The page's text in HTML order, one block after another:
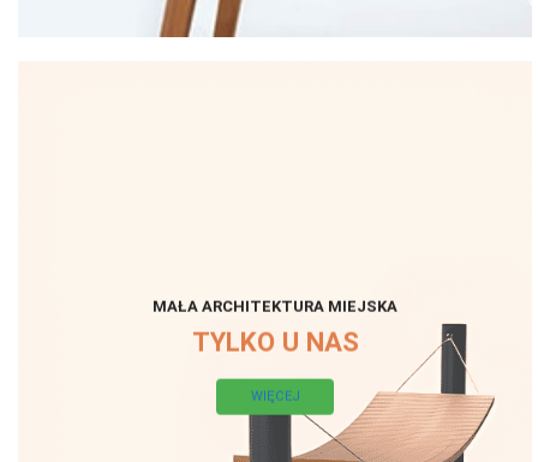
MAŁA ARCHITEKTURA MIEJSKA
TYLKO U NAS
WIĘCEJ